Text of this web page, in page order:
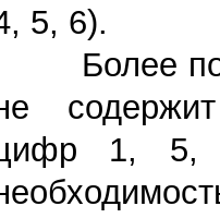
5, 6).
Более
1, 5,